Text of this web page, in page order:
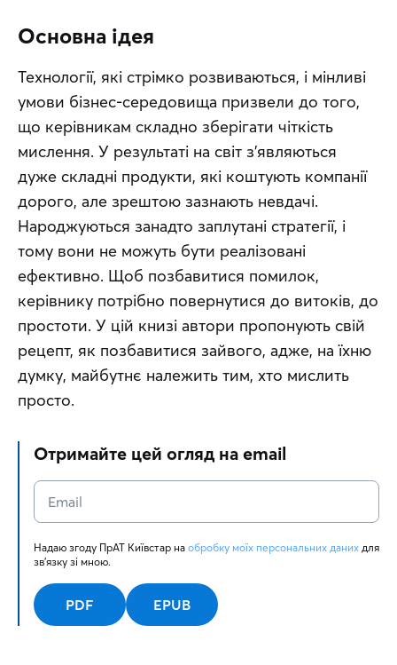
Основна ідея
Технології, які стрімко розвиваються, і мінливі
умови бізнес-середовища призвели до того,
що керівникам складно зберігати чіткість
мислення. У результаті на світ з’являються
дуже складні продукти, які коштують компанії
дорого, але зрештою зазнають невдачі.
Народжуються занадто заплутані стратегії, і
тому вони не можуть бути реалізовані
ефективно. Щоб позбавитися помилок,
керівнику потрібно повернутися до витоків, до
простоти. У цій книзі автори пропонують свій
рецепт, як позбавитися зайвого, адже, на їхню
думку, майбутнє належить тим, хто мислить
просто.
Отримайте цей огляд на email
PDF EPUB
Надаю згоду ПрАТ Київстар на обробку моїх персональних даних для
зв'язку зі мною.